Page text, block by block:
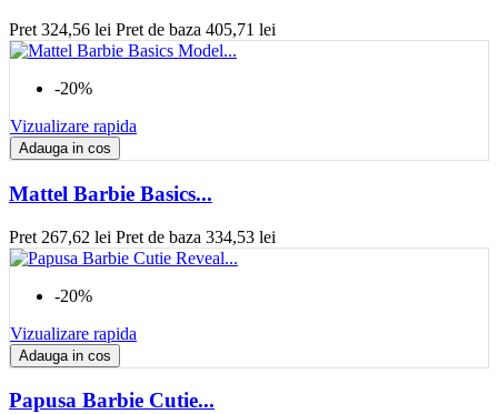
Pret 324,56 lei Pret de baza 405,71 lei
-20%
Vizualizare rapida
Adauga in cos
Mattel Barbie Basics...
Pret 267,62 lei Pret de baza 334,53 lei
-20%
Vizualizare rapida
Adauga in cos
Papusa Barbie Cutie...